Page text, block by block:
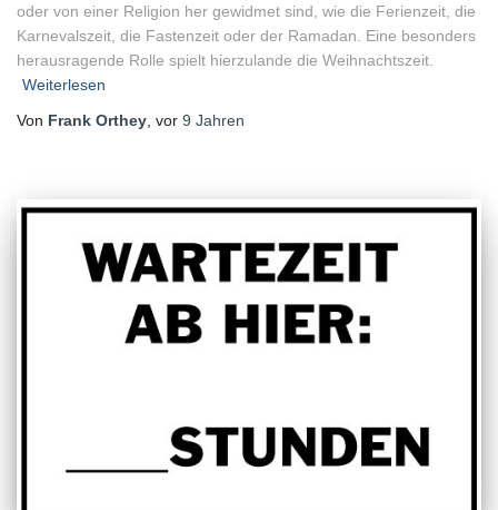
oder von einer Religion her gewidmet sind, wie die Ferienzeit, die
Karnevalszeit, die Fastenzeit oder der Ramadan. Eine besonders
herausragende Rolle spielt hierzulande die Weihnachtszeit.
Weiterlesen
Von Frank Orthey , vor 9 Jahren